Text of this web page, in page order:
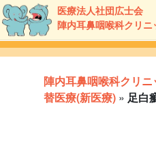
医療法人社団広士会
陣内耳鼻咽喉科クリニ
陣内耳鼻咽喉科クリニ
替医療(新医療) » 足白